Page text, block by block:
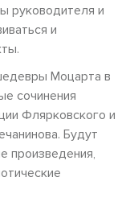
руководителя и
и
Моцарта в
сочинения
Флярковского и
Будут
произведения,